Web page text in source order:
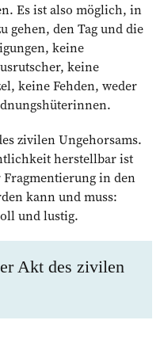
Es ist also möglich, in
gehen, den Tag und die
keine
keine
keine Fehden, weder
zivilen Ungehorsams.
herstellbar ist
Fragmentierung in den
kann und muss:
und lustig.
Akt des zivilen